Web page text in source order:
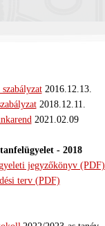
2016.12.13.
2018.12.11.
2021.02.09
- 2018
jegyzőkönyv (PDF)
terv (PDF)